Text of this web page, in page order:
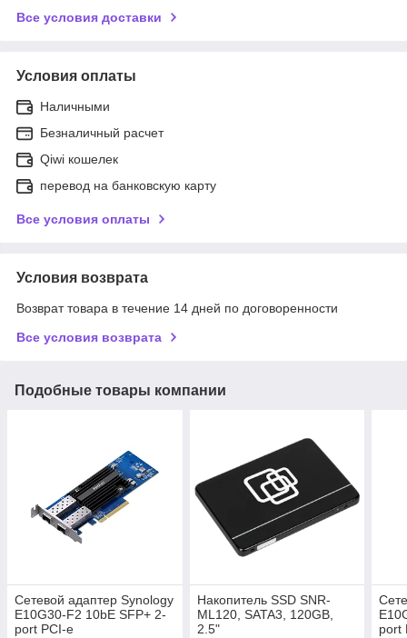
Все условия доставки
Условия оплаты
Наличными
Безналичный расчет
Qiwi кошелек
перевод на банковскую карту
Все условия оплаты
Условия возврата
Возврат товара в течение 14 дней по договоренности
Все условия возврата
Подобные товары компании
Сетевой адаптер Synology
E10G30-F2 10bE SFP+ 2-
port PCI-e
Накопитель SSD SNR-
ML120, SATA3, 120GB,
2.5"
port